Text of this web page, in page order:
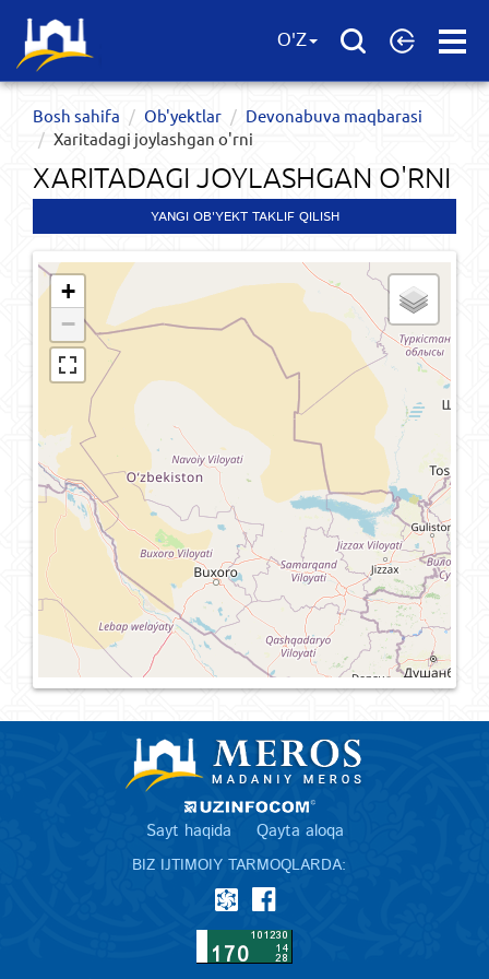
Open
O'Z
Bosh sahifa Ob'yektlar​
Devonabuva maqbarasi
Xaritadagi joylashgan o'rni
XARITADAGI JOYLASHGAN O'RNI
YANGI OB'YEKT TAKLIF QILISH
+
−
Sayt haqida Qayta aloqa
BIZ IJTIMOIY TARMOQLARDA: